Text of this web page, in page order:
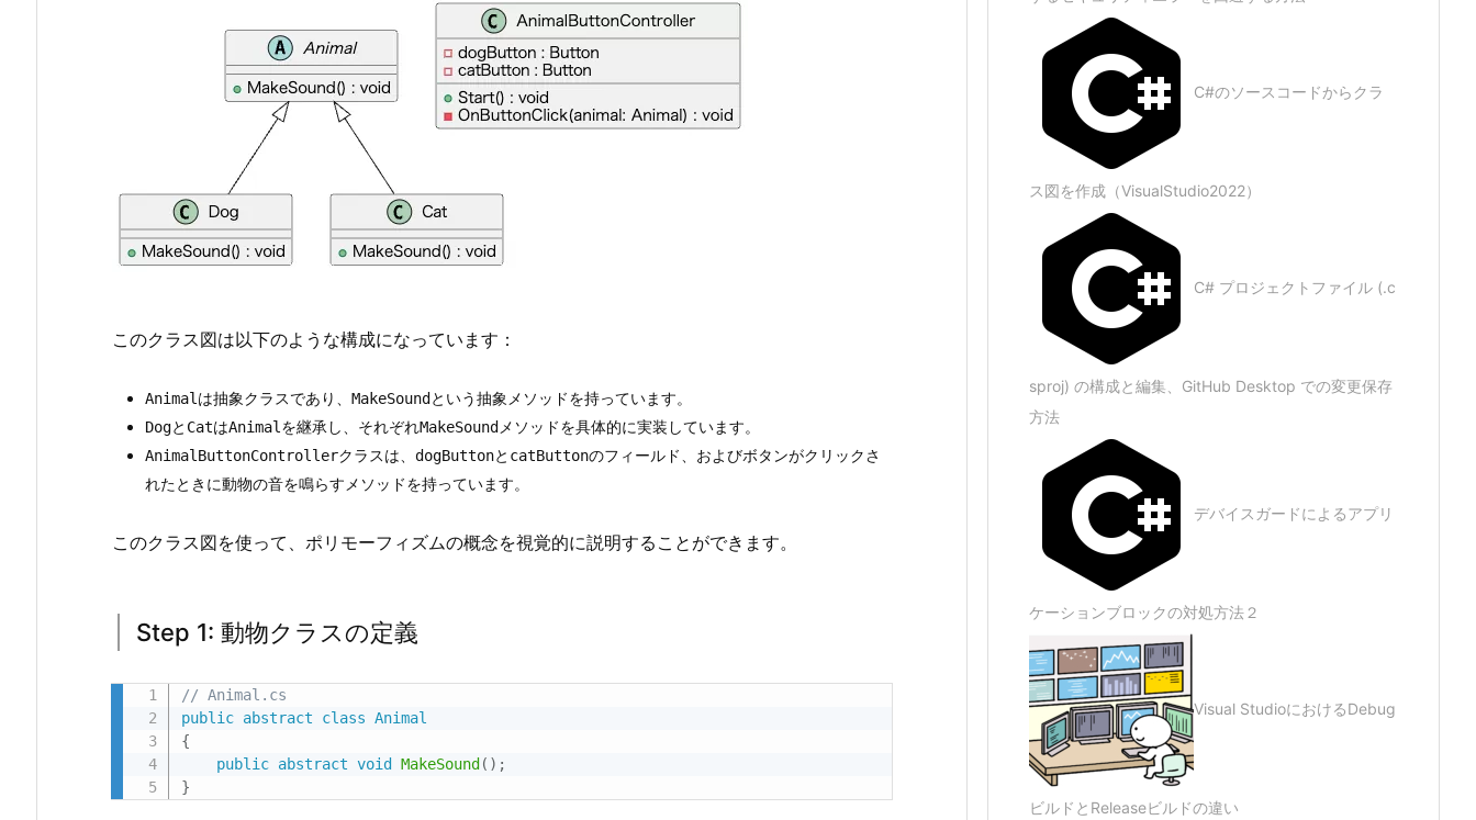
e
2:
ン
設
定
と
ス
リ
1.
ク
ス
の
構
このクラス図は以下のような構成になっています：
Animal は抽象クラスであり、 MakeSound という抽象メソッドを持っています。
Dogと CatはAnimal を継承し、それぞれMakeSound メソッドを具体的に実装しています。
AnimalButtonControllerクラスは、 dogButtonと catButtonのフィールド、およびボタンがクリックさ
れたときに動物の音を鳴らすメソッドを持っています。
このクラス図を使って、ポリモーフィズムの概念を視覚的に説明することができます。
Step 1: 動物クラスの定義
// Animal.cs
public abstract class Animal
{
public abstract void MakeSound ( ) ;
}
C#のソースコードからクラ
ス図を作成（VisualStudio2022）
C# プロジェクトファイル (.c
sproj) の構成と編集、GitHub Desktop での変更保存
方法
デバイスガードによるアプリ
ケーションブロックの対処方法２
Visual StudioにおけるDebug
ビルドとReleaseビルドの違い